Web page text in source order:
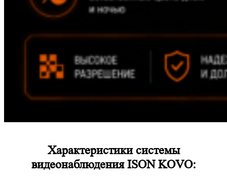
Характеристики системы
видеонаблюдения ISON KOVO: